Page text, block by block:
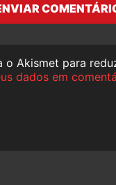
o Akismet para
dados em